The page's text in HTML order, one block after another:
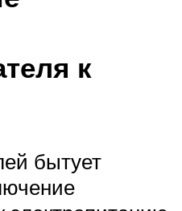
к
бытует